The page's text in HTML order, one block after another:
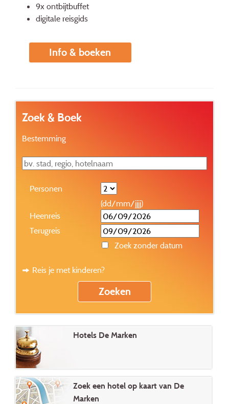
9x ontbijtbuffet
digitale reisgids
Info & boeken
Zoek & Boek
Bestemming
Personen
(dd/mm/jjjj)
Heenreis
Terugreis
Zoek zonder datum
Reis je met kinderen?
Hotels De Marken
Zoek een hotel op kaart van De
Marken